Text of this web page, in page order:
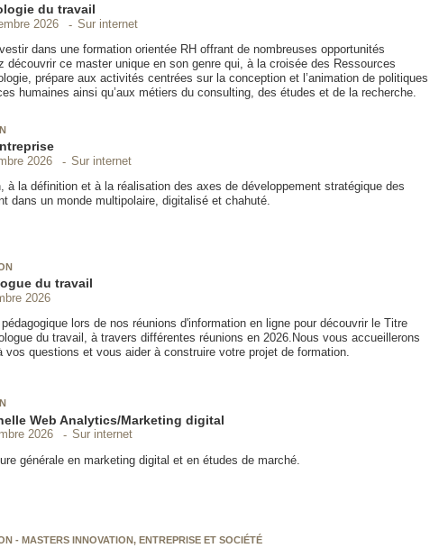
du travail
2026
Sur internet
dans une formation orientée RH offrant de nombreuses opportunités
découvrir ce master unique en son genre qui, à la croisée des Ressources
prépare aux activités centrées sur la conception et l’animation de politiques
humaines ainsi qu’aux métiers du consulting, des études et de la recherche.
2026
Sur internet
à la définition et à la réalisation des axes de développement stratégique des
dans un monde multipolaire, digitalisé et chahuté.
du travail
2026
lors de nos réunions d'information en ligne pour découvrir le Titre
du travail, à travers différentes réunions en 2026.Nous vous accueillerons
vos questions et vous aider à construire votre projet de formation.
Web Analytics/Marketing digital
2026
Sur internet
générale en marketing digital et en études de marché.
- MASTERS INNOVATION, ENTREPRISE ET SOCIÉTÉ